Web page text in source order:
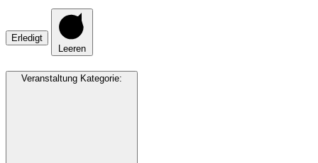
Erledigt
Leeren
Veranstaltung Kategorie: